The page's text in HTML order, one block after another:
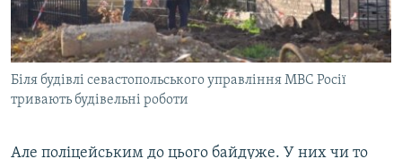
Біля будівлі севастопольського управління МВС Росії
тривають будівельні роботи
Але поліцейським до цього байдуже. У них чи то